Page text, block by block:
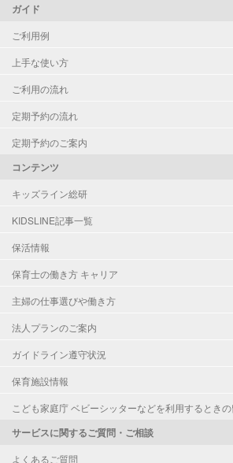
ガイド
ご利用例
上手な使い方
ご利用の流れ
定期予約の流れ
定期予約のご案内
コンテンツ
キッズライン総研
KIDSLINE記事一覧
保活情報
保育士の働き方 キャリア
主婦の仕事選びや働き方
法人プランのご案内
ガイドライン遵守状況
保育施設情報
こども家庭庁 ベビーシッターなどを利用するとき
サービスに関するご質問・ご相談
よくあるご質問